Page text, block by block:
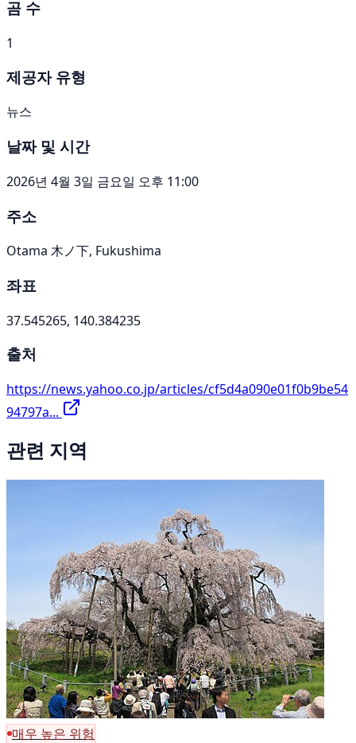
곰 수
1
제공자 유형
뉴스
날짜 및 시간
2026년 4월 3일 금요일 오후 11:00
주소
Otama 木ノ下, Fukushima
좌표
37.545265, 140.384235
출처
https://news.yahoo.co.jp/articles/cf5d4a090e01f0b9be54
94797a...
관련 지역
매우 높은 위험